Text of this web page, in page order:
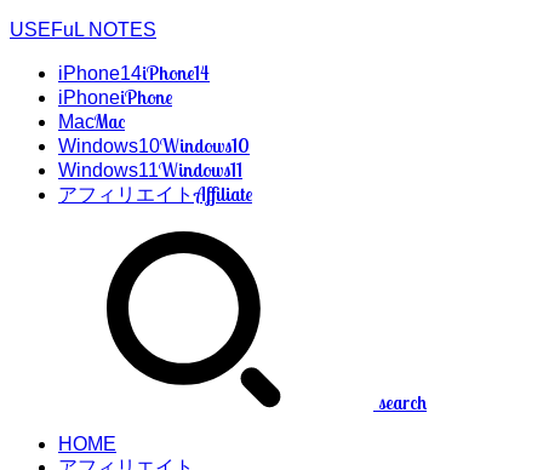
USEFuL NOTES
iPhone14iPhone14
iPhoneiPhone
MacMac
Windows10Windows10
Windows11Windows11
アフィリエイトAffiliate
search
HOME